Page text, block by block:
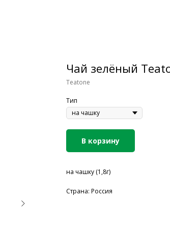
Чай зелёный
Teatone
Тип
В корзину
на чашку (1,8г)
Страна: Россия